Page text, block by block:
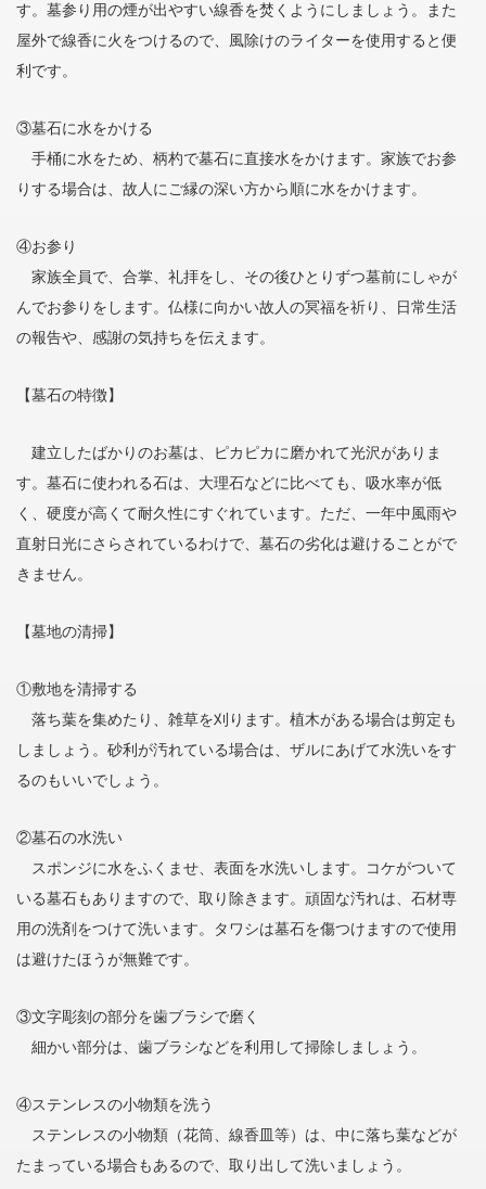
す。墓参り用の煙が出やすい線香を焚くようにしましょう。また
屋外で線香に火をつけるので、風除けのライターを使用すると便
利です。
③墓石に水をかける
手桶に水をため、柄杓で墓石に直接水をかけます。家族でお参
りする場合は、故人にご縁の深い方から順に水をかけます。
④お参り
家族全員で、合掌、礼拝をし、その後ひとりずつ墓前にしゃが
んでお参りをします。仏様に向かい故人の冥福を祈り、日常生活
の報告や、感謝の気持ちを伝えます。
【墓石の特徴】
建立したばかりのお墓は、ピカピカに磨かれて光沢がありま
す。墓石に使われる石は、大理石などに比べても、吸水率が低
く、硬度が高くて耐久性にすぐれています。ただ、一年中風雨や
直射日光にさらされているわけで、墓石の劣化は避けることがで
きません。
【墓地の清掃】
①敷地を清掃する
落ち葉を集めたり、雑草を刈ります。植木がある場合は剪定も
しましょう。砂利が汚れている場合は、ザルにあげて水洗いをす
るのもいいでしょう。
②墓石の水洗い
スポンジに水をふくませ、表面を水洗いします。コケがついて
いる墓石もありますので、取り除きます。頑固な汚れは、石材専
用の洗剤をつけて洗います。タワシは墓石を傷つけますので使用
は避けたほうが無難です。
③文字彫刻の部分を歯ブラシで磨く
細かい部分は、歯ブラシなどを利用して掃除しましょう。
④ステンレスの小物類を洗う
ステンレスの小物類（花筒、線香皿等）は、中に落ち葉などが
たまっている場合もあるので、取り出して洗いましょう。